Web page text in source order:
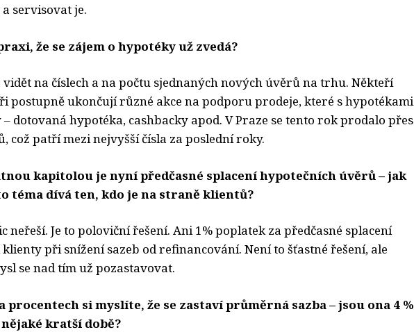
servisovat je.
že se zájem o hypotéky už zvedá?
vidět na číslech a na počtu sjednaných nových úvěrů na trhu. Někteří
postupně ukončují různé akce na podporu prodeje, které s hypotékami
– dotovaná hypotéka, cashbacky apod. V Praze se tento rok prodalo přes
což patří mezi nejvyšší čísla za poslední roky.
kapitolou je nyní předčasné splacení hypotečních úvěrů – jak
téma dívá ten, kdo je na straně klientů?
neřeší. Je to poloviční řešení. Ani 1% poplatek za předčasné splacení
při snížení sazeb od refinancování. Není to šťastné řešení, ale
se nad tím už pozastavovat.
procentech si myslíte, že se zastaví průměrná sazba – jsou ona 4 %
kratší době?